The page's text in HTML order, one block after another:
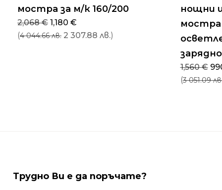
мостра за м/к 160/200
2,068€ Original
price
was:
1,180 €
цена
е:
(4 044.66 лв. 2 307.88 лв.)
нощни
мостра
1,560€
(3 051.09
Трудно Ви е да поръчате?